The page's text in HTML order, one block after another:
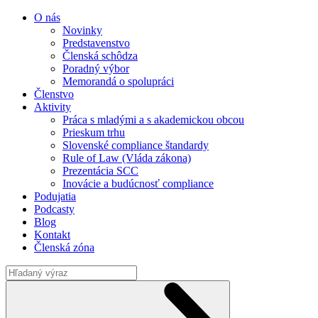
O nás
Novinky
Predstavenstvo
Členská schôdza
Poradný výbor
Memorandá o spolupráci
Členstvo
Aktivity
Práca s mladými a s akademickou obcou
Prieskum trhu
Slovenské compliance štandardy
Rule of Law (Vláda zákona)
Prezentácia SCC
Inovácie a budúcnosť compliance
Podujatia
Podcasty
Blog
Kontakt
Členská zóna